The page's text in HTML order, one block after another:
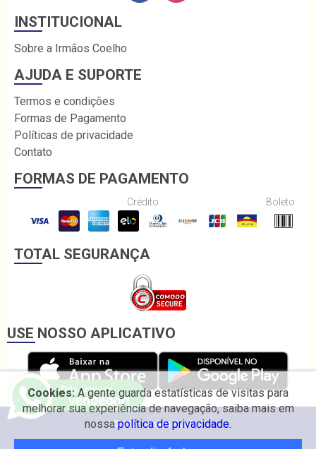
INSTITUCIONAL
Sobre a Irmãos Coelho
AJUDA E SUPORTE
Termos e condições
Formas de Pagamento
Políticas de privacidade
Contato
FORMAS DE PAGAMENTO
Crédito Boleto
TOTAL SEGURANÇA
USE NOSSO APLICATIVO
Cookies:A gente guarda estatísticas de visitas para
melhorar sua experiência de navegação, saiba mais em
nossapolítica de privacidade.
© 2026 Irmãos Coelho.